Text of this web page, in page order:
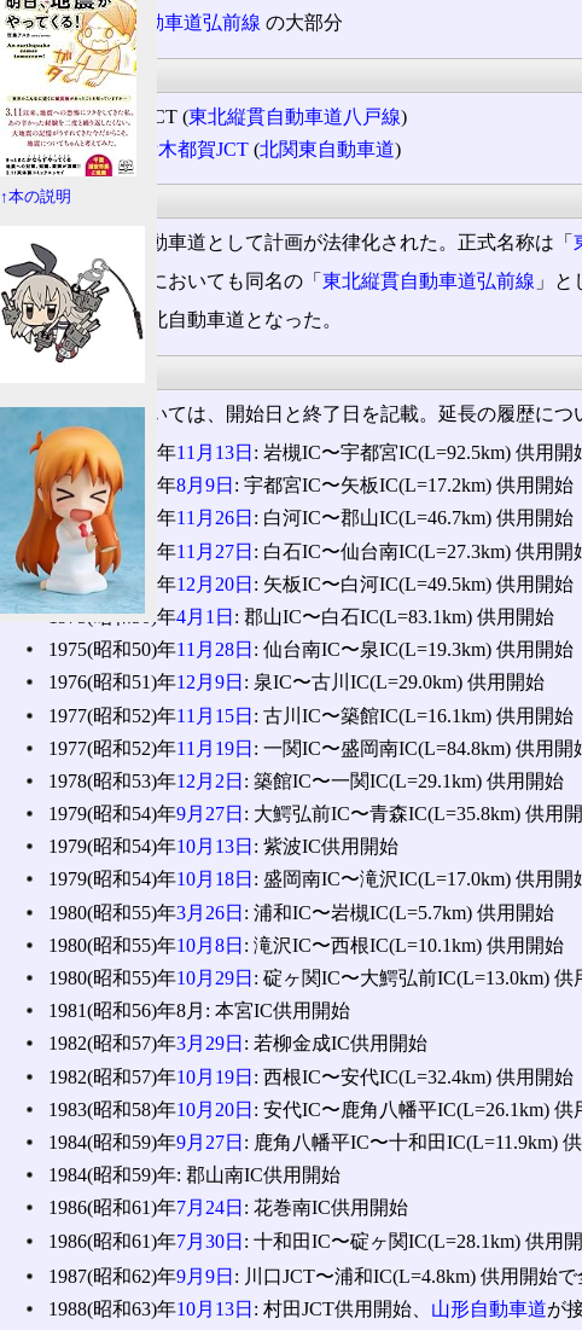
東北縦貫自動車道弘前線 の大部分
重複区間
東京〜安代JCT (東北縦貫自動車道八戸線)
岩舟JCT
栃木都賀JCT (北関東自動車道)
建設計画
国土開発幹線自動車道として計画が法律化された。正式名称は「
高速自動車国道においても同名の「東北縦貫自動車道弘前線 」と
営業路線名は東北自動車道となった。
沿革
スマートICについては、開始日と終了日を記載。延長の履歴につ
1972(昭和47)年11月13日 : 岩槻IC〜宇都宮IC(L=92.5km) 供用開
1973(昭和48)年8月9日 : 宇都宮IC〜矢板IC(L=17.2km) 供用開始
1973(昭和48)年11月26日 : 白河IC〜郡山IC(L=46.7km) 供用開始
1973(昭和48)年11月27日 : 白石IC〜仙台南IC(L=27.3km) 供用開
1974(昭和49)年12月20日 : 矢板IC〜白河IC(L=49.5km) 供用開始
1975(昭和50)年4月1日 : 郡山IC〜白石IC(L=83.1km) 供用開始
1975(昭和50)年11月28日 : 仙台南IC〜泉IC(L=19.3km) 供用開始
1976(昭和51)年12月9日 : 泉IC〜古川IC(L=29.0km) 供用開始
1977(昭和52)年11月15日 : 古川IC〜築館IC(L=16.1km) 供用開始
1977(昭和52)年11月19日 : 一関IC〜盛岡南IC(L=84.8km) 供用開
1978(昭和53)年12月2日 : 築館IC〜一関IC(L=29.1km) 供用開始
1979(昭和54)年9月27日 : 大鰐弘前IC〜青森IC(L=35.8km) 供用
1979(昭和54)年10月13日 : 紫波IC供用開始
1979(昭和54)年10月18日 : 盛岡南IC〜滝沢IC(L=17.0km) 供用開
1980(昭和55)年3月26日 : 浦和IC〜岩槻IC(L=5.7km) 供用開始
1980(昭和55)年10月8日 : 滝沢IC〜西根IC(L=10.1km) 供用開始
1980(昭和55)年10月29日 : 碇ヶ関IC〜大鰐弘前IC(L=13.0km) 供
1981(昭和56)年8月: 本宮IC供用開始
1982(昭和57)年3月29日 : 若柳金成IC供用開始
1982(昭和57)年10月19日 : 西根IC〜安代IC(L=32.4km) 供用開始
1983(昭和58)年10月20日 : 安代IC〜鹿角八幡平IC(L=26.1km) 供
1984(昭和59)年9月27日 : 鹿角八幡平IC〜十和田IC(L=11.9km)
1984(昭和59)年: 郡山南IC供用開始
1986(昭和61)年7月24日 : 花巻南IC供用開始
1986(昭和61)年7月30日 : 十和田IC〜碇ヶ関IC(L=28.1km) 供用
1987(昭和62)年9月9日 : 川口JCT〜浦和IC(L=4.8km) 供用開始で
1988(昭和63)年10月13日 : 村田JCT供用開始、 山形自動車道が
↑本の説明